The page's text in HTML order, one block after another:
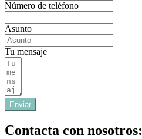
Número de teléfono
Asunto
Tu mensaje
Enviar
Contacta con nosotros: